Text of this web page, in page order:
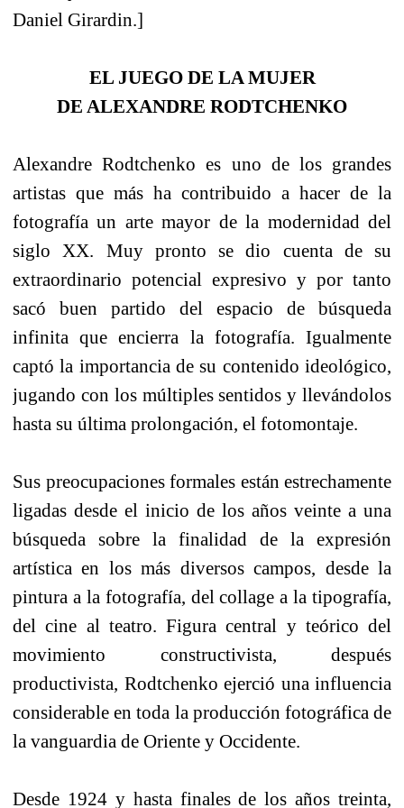
Daniel Girardin.]
EL JUEGO DE LA MUJER
DE ALEXANDRE RODTCHENKO
Alexandre Rodtchenko es uno de los grandes
artistas que más ha contribuido a hacer de la
fotografía un arte mayor de la modernidad del
siglo XX. Muy pronto se dio cuenta de su
extraordinario potencial expresivo y por tanto
sacó buen partido del espacio de búsqueda
infinita que encierra la fotografía. Igualmente
captó la importancia de su contenido ideológico,
jugando con los múltiples sentidos y llevándolos
hasta su última prolongación, el fotomontaje.
Sus preocupaciones formales están estrechamente
ligadas desde el inicio de los años veinte a una
búsqueda sobre la finalidad de la expresión
artística en los más diversos campos, desde la
pintura a la fotografía, del collage a la tipografía,
del cine al teatro. Figura central y teórico del
movimiento constructivista, después
productivista, Rodtchenko ejerció una influencia
considerable en toda la producción fotográfica de
la vanguardia de Oriente y Occidente.
Desde 1924 y hasta finales de los años treinta,